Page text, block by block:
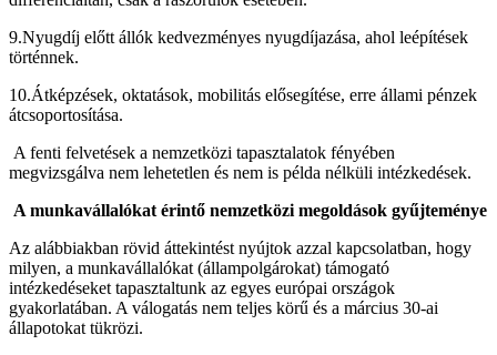
9.Nyugdíj előtt állók kedvezményes nyugdíjazása, ahol leépítések
történnek.
10.Átképzések, oktatások, mobilitás elősegítése, erre állami pénzek
átcsoportosítása.
A fenti felvetések a nemzetközi tapasztalatok fényében
megvizsgálva nem lehetetlen és nem is példa nélküli intézkedések.
A munkavállalókat érintő nemzetközi megoldások gyűjteménye
Az alábbiakban rövid áttekintést nyújtok azzal kapcsolatban, hogy
milyen, a munkavállalókat (állampolgárokat) támogató
intézkedéseket tapasztaltunk az egyes európai országok
gyakorlatában. A válogatás nem teljes körű és a március 30-ai
állapotokat tükrözi.